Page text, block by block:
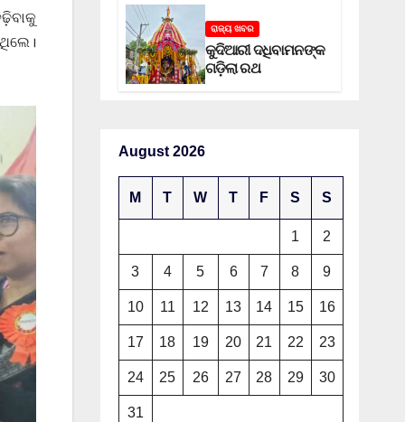
ରାଜ୍ୟ ଖବର
କୁଦିଆରୀ ଦଧିବାମନଙ୍କ
ଗଡ଼ିଲା ରଥ
August 2026
M T W T F S S
1 2
3 4 5 6 7 8 9
10 11 12 13 14 15 16
17 18 19 20 21 22 23
24 25 26 27 28 29 30
31